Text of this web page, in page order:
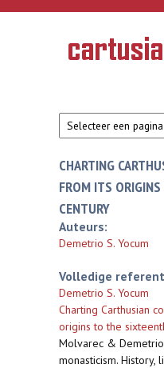
Overslaan en naar de inhoud gaan
Geschiedenis
van de
CHARTING
FROM ITS
CENTURY
Auteurs:
Demetrio S. Yocum
Volledige
Demetrio S. Yocum
Charting Carthusian
origins to the
Molvarec & Demetrio
monasticism.